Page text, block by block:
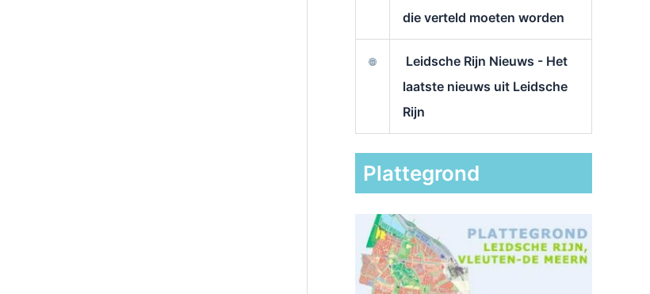
die verteld moeten worden
Leidsche Rijn Nieuws - Het
laatste nieuws uit Leidsche
Rijn
Plattegrond